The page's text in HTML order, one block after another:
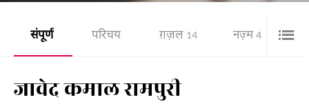
संपूर्ण परिचय ग़ज़ल 14 नज़्म 4
जावेद कमाल रामपुरी